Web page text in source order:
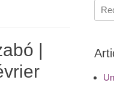
|
pour